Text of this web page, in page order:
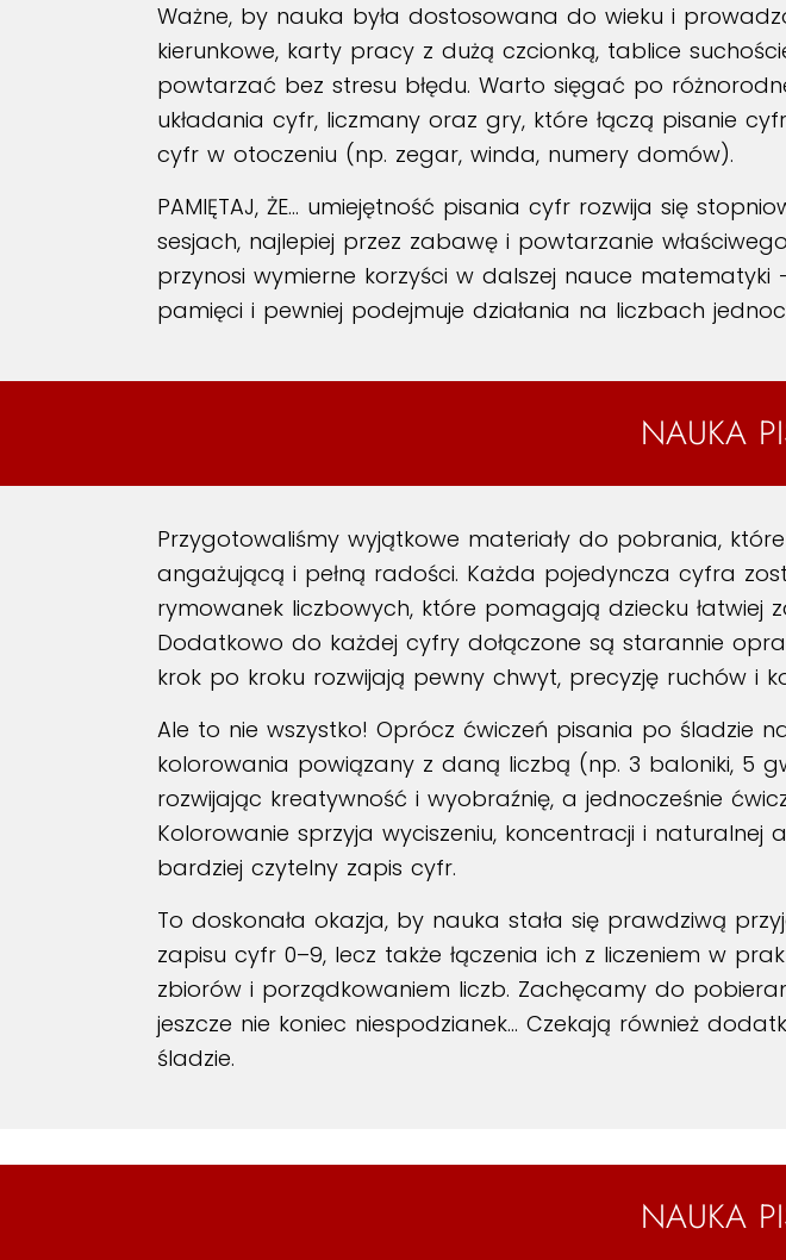
Ważne, by nauka była dostosowana do wieku i
kierunkowe, karty pracy z dużą czcionką, tablice
powtarzać bez stresu błędu. Warto sięgać po
układania cyfr, liczmany oraz gry, które łączą pisanie
cyfr w otoczeniu (np. zegar, winda, numery domów).
PAMIĘTAJ, ŻE… umiejętność pisania cyfr rozwija się
sesjach, najlepiej przez zabawę i powtarzanie
przynosi wymierne korzyści w dalszej nauce matematyki
pamięci i pewniej podejmuje działania na liczbach
NAUKA
Przygotowaliśmy wyjątkowe materiały do pobrania,
angażującą i pełną radości. Każda pojedyncza cyfra
rymowanek liczbowych, które pomagają dziecku łatwiej
Dodatkowo do każdej cyfry dołączone są starannie
krok po kroku rozwijają pewny chwyt, precyzję ruchów i
Ale to nie wszystko! Oprócz ćwiczeń pisania po śladzie
kolorowania powiązany z daną liczbą (np. 3 baloniki, 5
rozwijając kreatywność i wyobraźnię, a jednocześnie
Kolorowanie sprzyja wyciszeniu, koncentracji i naturalnej
bardziej czytelny zapis cyfr.
To doskonała okazja, by nauka stała się prawdziwą
zapisu cyfr 0–9, lecz także łączenia ich z liczeniem w
zbiorów i porządkowaniem liczb. Zachęcamy do
jeszcze nie koniec niespodzianek… Czekają również
śladzie.
NAUKA